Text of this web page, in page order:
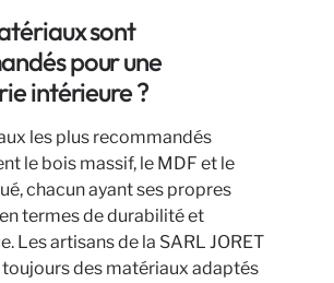
sont
pour une
intérieure ?
les plus recommandés
le bois massif, le MDF et le
chacun ayant ses propres
termes de durabilité et
Les artisans de la SARL JORET
des matériaux adaptés